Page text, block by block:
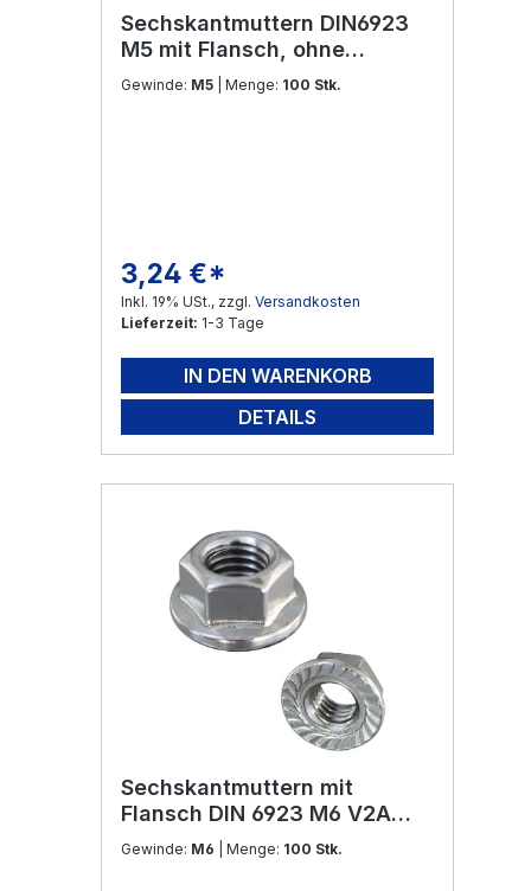
Sechskantmuttern DIN6923
M5 mit Flansch, ohne
Sperrverzahnung Edelstahl
Gewinde: M5 | Menge: 100 Stk.
Regulärer Preis:
3,24 €*
Inkl. 19% USt., zzgl. Versandkosten
Lieferzeit: 1-3 Tage
IN DEN WARENKORB
DETAILS
Sechskantmuttern mit
Flansch DIN 6923 M6 V2A
Edelstahl
Gewinde: M6 | Menge: 100 Stk.